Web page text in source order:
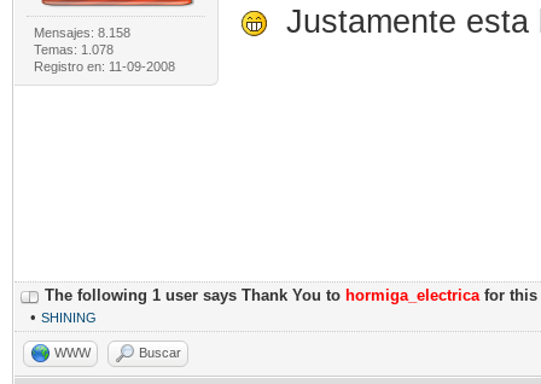
Mensajes: 8.158
Temas: 1.078
Registro en: 11-09-2008
Justamente
The following 1 user says Thank You to hormiga_electrica for this
• SHINING
WWW Buscar